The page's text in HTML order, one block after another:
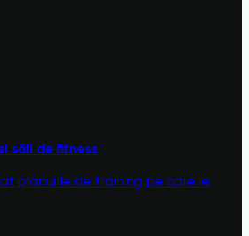
sãli de fitness
planurile de training pe care le